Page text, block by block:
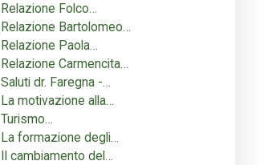
Relazione Folco…
Relazione Bartolomeo…
Relazione Paola…
Relazione Carmencita…
Saluti dr. Faregna -…
La motivazione alla…
Turismo…
La formazione degli…
Il cambiamento del…